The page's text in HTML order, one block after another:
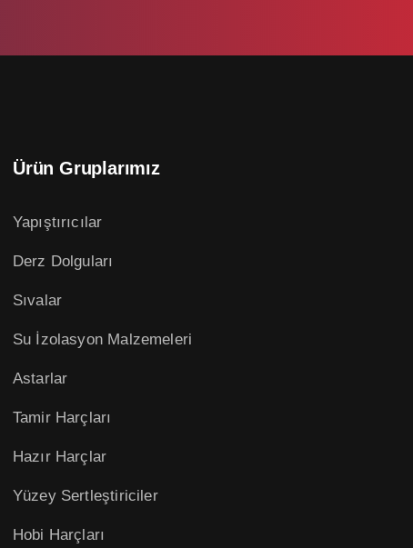
Ürün Gruplarımız
Yapıştırıcılar
Derz Dolguları
Sıvalar
Su İzolasyon Malzemeleri
Astarlar
Tamir Harçları
Hazır Harçlar
Yüzey Sertleştiriciler
Hobi Harçları